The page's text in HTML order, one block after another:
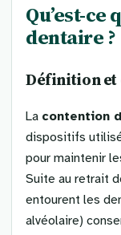
Qu’est-
dentaire ?
Définition
La contention
dispositifs
pour maintenir
Suite au retrait
entourent les
alvéolaire)